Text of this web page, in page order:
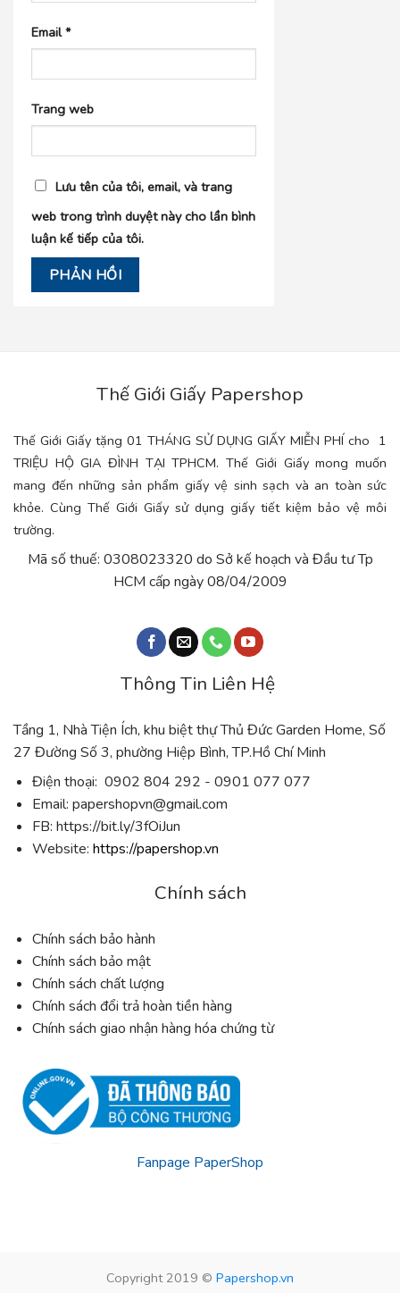
Email*
Trang web
Lưu tên của tôi, email, và trang
web trong trình duyệt này cho lần bình
luận kế tiếp của tôi.
Thế Giới Giấy Papershop
Thế Giới Giấy tặng 01 THÁNG SỬ DỤNG GIẤY MIỄN PHÍ cho 1
TRIỆU HỘ GIA ĐÌNH TẠI TPHCM. Thế Giới Giấy mong muốn
mang đến những sản phẩm giấy vệ sinh sạch và an toàn sức
khỏe. Cùng Thế Giới Giấy sử dụng giấy tiết kiệm bảo vệ môi
trường.
Mã số thuế: 0308023320 do Sở kế hoạch và Đầu tư Tp
HCM cấp ngày 08/04/2009
Thông Tin Liên Hệ
Tầng 1, Nhà Tiện Ích, khu biệt thự Thủ Đức Garden Home, Số
27 Đường Số 3, phường Hiệp Bình, TP.Hồ Chí Minh
Điện thoại: 0902 804 292 - 0901 077 077
Email: papershopvn@gmail.com
FB: https://bit.ly/3fOiJun
Website: https://papershop.vn
Chính sách
Chính sách bảo hành
Chính sách bảo mật
Chính sách chất lượng
Chính sách đổi trả hoàn tiền hàng
Chính sách giao nhận hàng hóa chứng từ
Fanpage PaperShop
Copyright 2019 © Papershop.vn